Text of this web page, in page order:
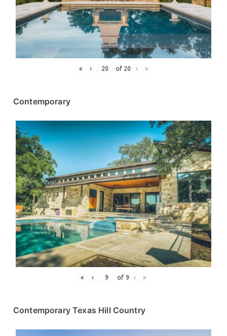
« ‹ of 20 › »
Contemporary
« ‹ of 9 › »
Contemporary Texas Hill Country